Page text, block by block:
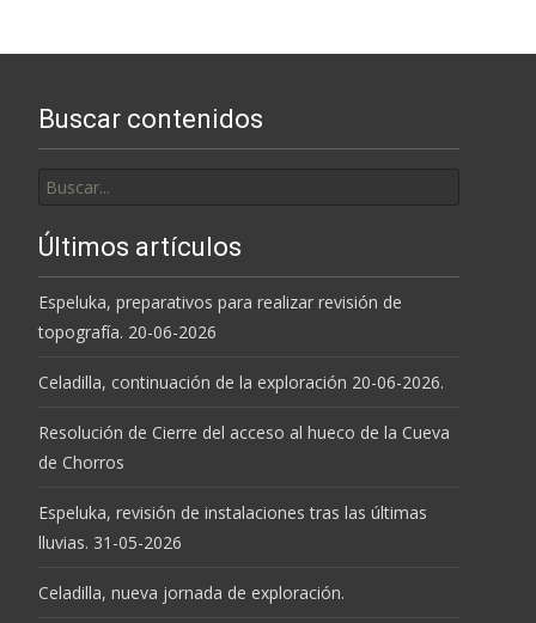
entradas
Buscar contenidos
por:
Últimos artículos
Espeluka, preparativos para realizar revisión de
topografía. 20-06-2026
Celadilla, continuación de la exploración 20-06-2026.
Resolución de Cierre del acceso al hueco de la Cueva
de Chorros
Espeluka, revisión de instalaciones tras las últimas
lluvias. 31-05-2026
Celadilla, nueva jornada de exploración.